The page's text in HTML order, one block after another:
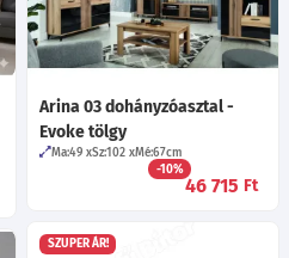
Arina 03 dohányzóasztal -
Evoke tölgy
Ma:49 Sz:102 Mé:67cm
-10%
46 715 Ft
SZUPER ÁR!